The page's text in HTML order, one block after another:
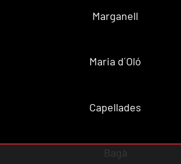
Marganell
Maria d´Oló
Capellades
Bagà